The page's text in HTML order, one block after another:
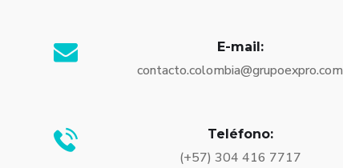
E-mail:
contacto.colombia@grupoexpro.com
Teléfono:
(+57) 304 416 7717